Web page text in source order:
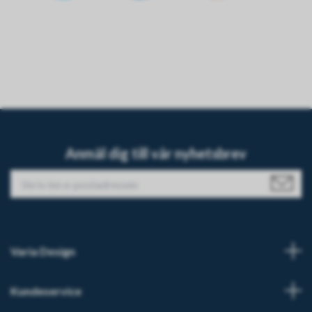
Anmäl dig till vår nyhetsbrev
Varia Design
Kundeservice